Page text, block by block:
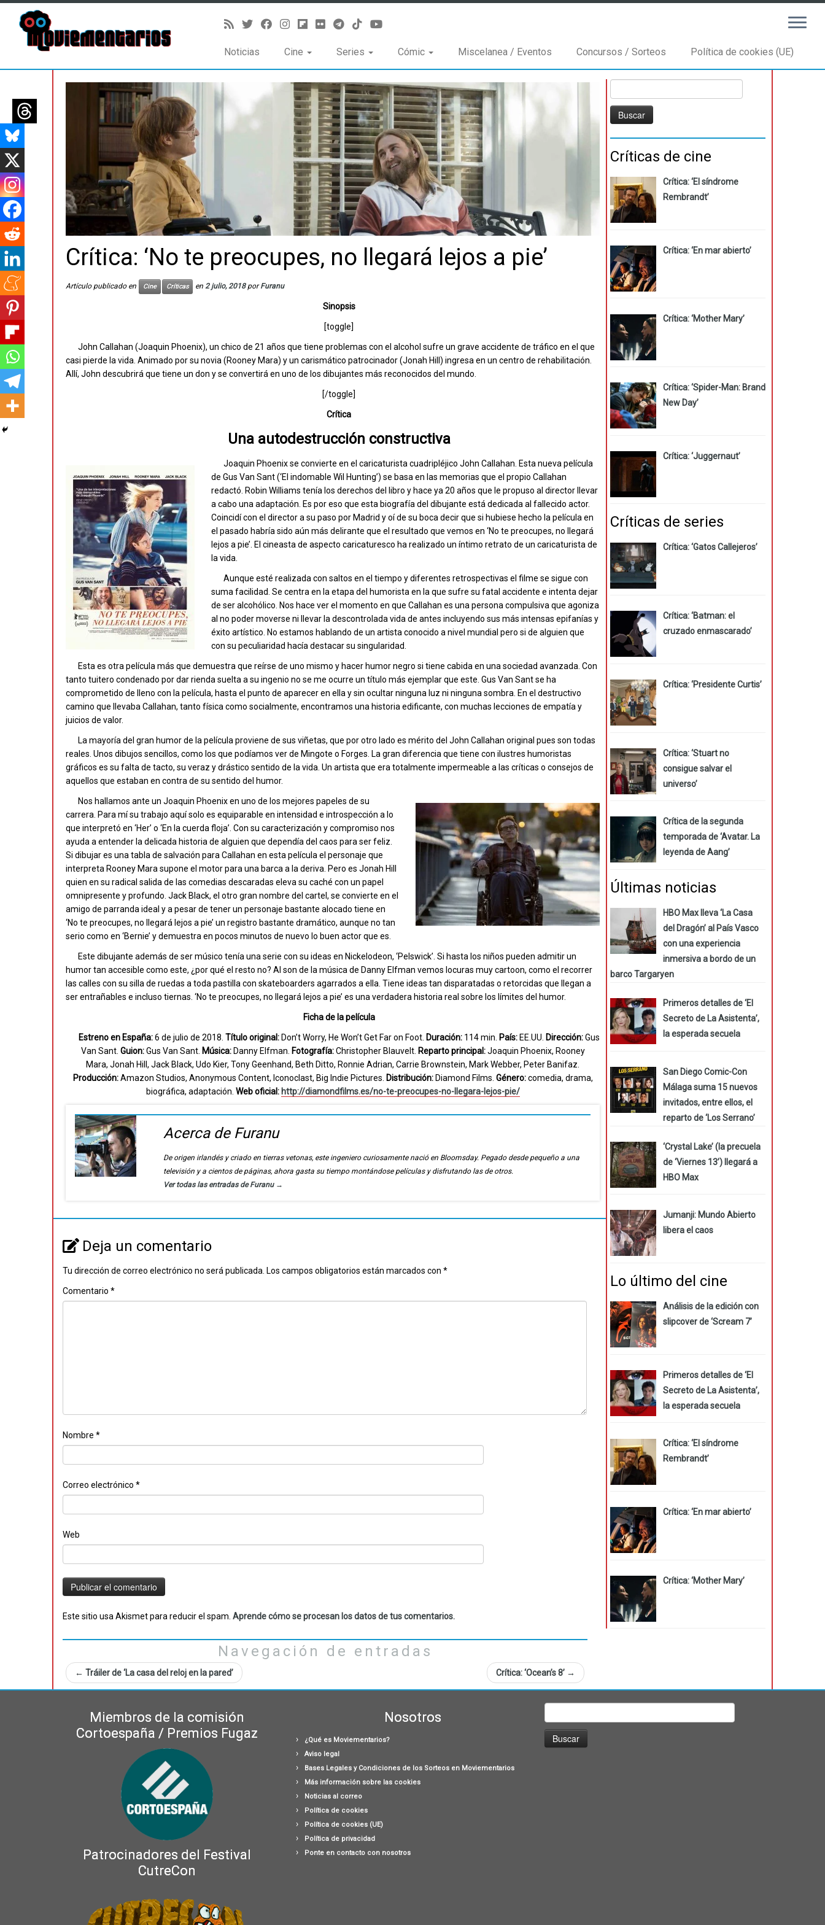
contenido
Noticias Cine Series Cómic Miscelanea / Eventos Concursos / Sorteos Política de cookies (UE)
Crítica: ‘No te preocupes, no llegará lejos a pie’
Artículo publicado en Cine Críticas en 2 julio, 2018 porFuranu
Sinopsis
[toggle]
John Callahan (Joaquin Phoenix), un chico de 21 años que tiene problemas con el alcohol sufre un grave accidente de tráfico en el que
casi pierde la vida. Animado por su novia (Rooney Mara) y un carismático patrocinador (Jonah Hill) ingresa en un centro de rehabilitación.
Allí, John descubrirá que tiene un don y se convertirá en uno de los dibujantes más reconocidos del mundo.
[/toggle]
Crítica
Una autodestrucción constructiva
Joaquin Phoenix se convierte en el caricaturista cuadripléjico John Callahan. Esta nueva película
de Gus Van Sant (‘El indomable Wil Hunting’) se basa en las memorias que el propio Callahan
redactó. Robin Williams tenía los derechos del libro y hace ya 20 años que le propuso al director llevar
a cabo una adaptación. Es por eso que esta biografía del dibujante está dedicada al fallecido actor.
Coincidí con el director a su paso por Madrid y oí de su boca decir que si hubiese hecho la película en
el pasado habría sido aún más delirante que el resultado que vemos en ‘No te preocupes, no llegará
lejos a pie’. El cineasta de aspecto caricaturesco ha realizado un íntimo retrato de un caricaturista de
la vida.
Aunque esté realizada con saltos en el tiempo y diferentes retrospectivas el filme se sigue con
suma facilidad. Se centra en la etapa del humorista en la que sufre su fatal accidente e intenta dejar
de ser alcohólico. Nos hace ver el momento en que Callahan es una persona compulsiva que agoniza
al no poder moverse ni llevar la descontrolada vida de antes incluyendo sus más intensas epifanías y
éxito artístico. No estamos hablando de un artista conocido a nivel mundial pero si de alguien que
con su peculiaridad hacía destacar su singularidad.
Esta es otra película más que demuestra que reírse de uno mismo y hacer humor negro si tiene cabida en una sociedad avanzada. Con
tanto tuitero condenado por dar rienda suelta a su ingenio no se me ocurre un título más ejemplar que este. Gus Van Sant se ha
comprometido de lleno con la película, hasta el punto de aparecer en ella y sin ocultar ninguna luz ni ninguna sombra. En el destructivo
camino que llevaba Callahan, tanto física como socialmente, encontramos una historia edificante, con muchas lecciones de empatía y
juicios de valor.
La mayoría del gran humor de la película proviene de sus viñetas, que por otro lado es mérito del John Callahan original pues son todas
reales. Unos dibujos sencillos, como los que podíamos ver de Mingote o Forges. La gran diferencia que tiene con ilustres humoristas
gráficos es su falta de tacto, su veraz y drástico sentido de la vida. Un artista que era totalmente impermeable a las críticas o consejos de
aquellos que estaban en contra de su sentido del humor.
Nos hallamos ante un Joaquin Phoenix en uno de los mejores papeles de su
carrera. Para mí su trabajo aquí solo es equiparable en intensidad e introspección a lo
que interpretó en ‘Her’ o ‘En la cuerda floja’. Con su caracterización y compromiso nos
ayuda a entender la delicada historia de alguien que dependía del caos para ser feliz.
Si dibujar es una tabla de salvación para Callahan en esta película el personaje que
interpreta Rooney Mara supone el motor para una barca a la deriva. Pero es Jonah Hill
quien en su radical salida de las comedias descaradas eleva su caché con un papel
omnipresente y profundo. Jack Black, el otro gran nombre del cartel, se convierte en el
amigo de parranda ideal y a pesar de tener un personaje bastante alocado tiene en
‘No te preocupes, no llegará lejos a pie’ un registro bastante dramático, aunque no tan
serio como en ‘Bernie’ y demuestra en pocos minutos de nuevo lo buen actor que es.
Este dibujante además de ser músico tenía una serie con su ideas en Nickelodeon, ‘Pelswick’. Si hasta los niños pueden admitir un
humor tan accesible como este, ¿por qué el resto no? Al son de la música de Danny Elfman vemos locuras muy cartoon, como el recorrer
las calles con su silla de ruedas a toda pastilla con skateboarders agarrados a ella. Tiene ideas tan disparatadas o retorcidas que llegan a
ser entrañables e incluso tiernas. ‘No te preocupes, no llegará lejos a pie’ es una verdadera historia real sobre los límites del humor.
Ficha de la película
Estreno en España:6 de julio de 2018. Título original:Don’t Worry, He Won’t Get Far on Foot. Duración:114 min. País:EE.UU. Dirección:Gus
Van Sant. Guion:Gus Van Sant. Música:Danny Elfman. Fotografía:Christopher Blauvelt. Reparto principal:Joaquin Phoenix, Rooney
Mara, Jonah Hill, Jack Black, Udo Kier, Tony Geenhand, Beth Ditto, Ronnie Adrian, Carrie Brownstein, Mark Webber, Peter Banifaz.
Producción:Amazon Studios, Anonymous Content, Iconoclast, Big Indie Pictures. Distribución:Diamond Films. Género:comedia, drama,
biográfica, adaptación. Web oficial: http://diamondfilms.es/no-te-preocupes-no-llegara-lejos-pie/
Acerca de Furanu
De origen irlandés y criado en tierras vetonas, este ingeniero curiosamente nació en Bloomsday. Pegado desde pequeño a una
televisión y a cientos de páginas, ahora gasta su tiempo montándose películas y disfrutando las de otros.
Ver todas las entradas de Furanu →
Deja un comentario
Tu dirección de correo electrónico no será publicada. Los campos obligatorios están marcados con *
Comentario *
Nombre *
Correo electrónico *
Web
Este sitio usa Akismet para reducir el spam. Aprende cómo se procesan los datos de tus comentarios.
Navegación de entradas
← Tráiler de ‘La casa del reloj en la pared’ Crítica: ‘Ocean’s 8’ →
Críticas de cine
Crítica: ‘El síndrome
Rembrandt’
Crítica: ‘En mar abierto’
Crítica: ‘Mother Mary’
Crítica: ‘Spider-Man: Brand
New Day’
Crítica: ‘Juggernaut’
Críticas de series
Crítica: ‘Gatos Callejeros’
Crítica: ‘Batman: el
cruzado enmascarado’
Crítica: ‘Presidente Curtis’
Crítica: ‘Stuart no
consigue salvar el
universo’
Crítica de la segunda
temporada de ‘Avatar. La
leyenda de Aang’
Últimas noticias
HBO Max lleva ‘La Casa
del Dragón’ al País Vasco
con una experiencia
inmersiva a bordo de un
barco Targaryen
Primeros detalles de ‘El
Secreto de La Asistenta’,
la esperada secuela
San Diego Comic-Con
Málaga suma 15 nuevos
invitados, entre ellos, el
reparto de ‘Los Serrano’
‘Crystal Lake’ (la precuela
de ‘Viernes 13’) llegará a
HBO Max
Jumanji: Mundo Abierto
libera el caos
Lo último del cine
Análisis de la edición con
slipcover de ‘Scream 7’
Primeros detalles de ‘El
Secreto de La Asistenta’,
la esperada secuela
Crítica: ‘El síndrome
Rembrandt’
Crítica: ‘En mar abierto’
Crítica: ‘Mother Mary’
Miembros de la comisión
Cortoespaña / Premios Fugaz
Patrocinadores del Festival
CutreCon
Nosotros
¿Qué es Moviementarios?
Aviso legal
Bases Legales y Condiciones de los Sorteos en Moviementarios
Más información sobre las cookies
Noticias al correo
Política de cookies
Política de cookies (UE)
Política de privacidad
Ponte en contacto con nosotros